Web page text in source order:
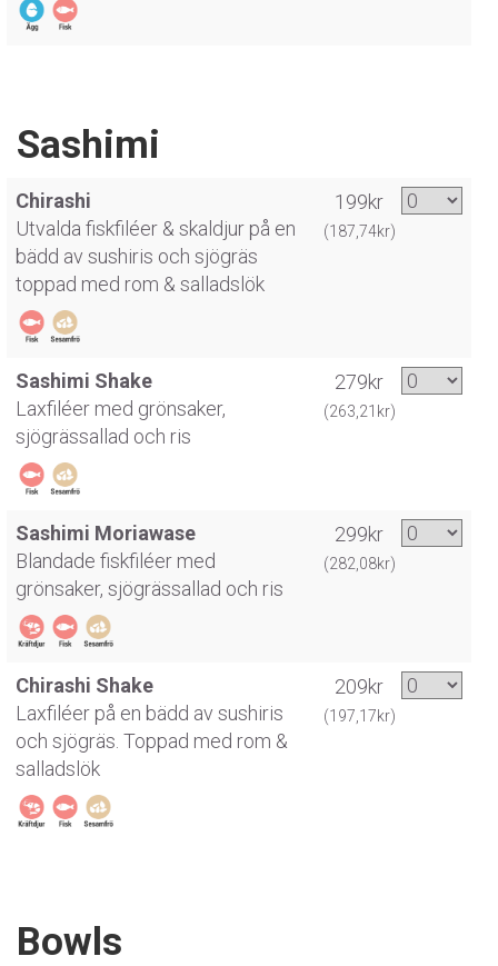
Sashimi
Chirashi
Utvalda fiskfiléer & skaldjur på en
bädd av sushiris och sjögräs
toppad med rom & salladslök
199kr
(187,74kr)
Sashimi Shake
Laxfiléer med grönsaker,
sjögrässallad och ris
279kr
(263,21kr)
Sashimi Moriawase
Blandade fiskfiléer med
grönsaker, sjögrässallad och ris
299kr
(282,08kr)
Chirashi Shake
Laxfiléer på en bädd av sushiris
och sjögräs. Toppad med rom &
salladslök
209kr
(197,17kr)
Bowls